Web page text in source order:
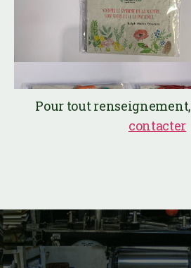
Pour tout renseignement,
contacter